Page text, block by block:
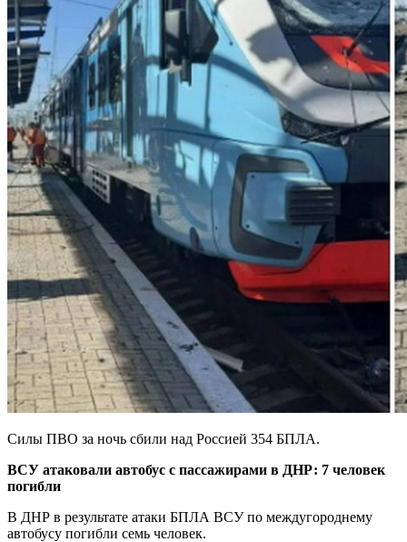
Силы ПВО за ночь сбили над Россией 354 БПЛА.
ВСУ атаковали автобус с пассажирами в ДНР: 7 человек
погибли
В ДНР в результате атаки БПЛА ВСУ по междугороднему
автобусу погибли семь человек.